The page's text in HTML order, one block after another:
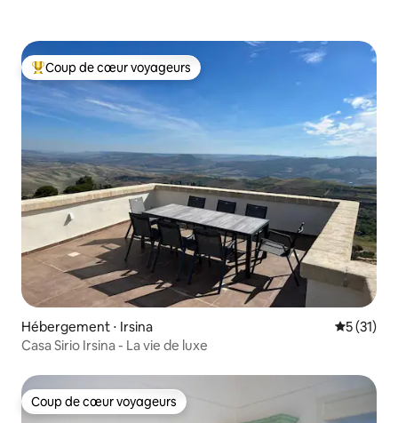
Coups de cœur voyageurs les plus appréciés
Coup de cœur voyageurs
Hébergement ⋅ Irsina
5 (31)
Casa Sirio Irsina - La vie de luxe
Coup de cœur voyageurs
Coup de cœur voyageurs